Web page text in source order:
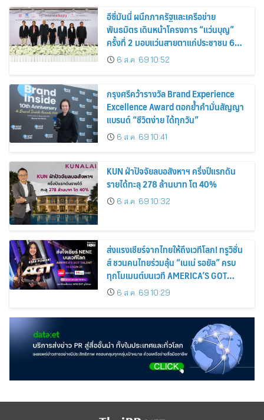
อีซี่มันนี่ ผนึกภาครัฐและเครือข่าย
พันธมิตร เดินหน้าโครงการ “แว่นบุญ”
ครั้งที่ 2 มอบแว่นสายตาแก่ประชาชน 600
คน ขยายโอกาสการมองเห็นสู่ชุมชนไทย
6 ส.ค. 69 10:52
กรุงศรีคว้ารางวัล Brand Experience
Excellence Award ตอกย้ำคำมั่นสัญญา
แบรนด์ “ชีวิตง่าย ได้ทุกวัน”
6 ส.ค. 69 10:41
KUN ฝ่าปัจจัยลบอสังหาฯ ครึ่งปีแรกดัน
รายได้ทะลุ 278 ล้านบาท โต 40%
6 ส.ค. 69 10:32
ส่งแรงเชียร์จากไทยให้ถึงเวทีโลก! ทรูวิชั่น
ส์ ชวนคนไทยร่วมลุ้น “เนเน่ รอยัล” ครบ
ทุกโมเมนต์บนเวที AMERICA’S GOT
TALENT SEASON 21
6 ส.ค. 69 10:29